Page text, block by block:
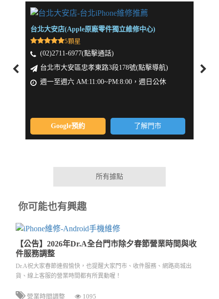
台北大安店(Apple原廠零件獨立維修中心)
5顆星
(02)2711-6977(點擊通話)
台北市大安區忠孝東路3段178號(點擊導航)
週一至週六 AM:11:00~PM:8:00，週日公休
Google預約 了解門市
所有據點
你可能也有興趣
【公告】2026年Dr.A全台門市除夕春節營業時間與收
件服務調整
Dr.A祝大家春節連假愉快，也提醒大家門市、收件服務、網路商城出
貨、線上客服的營業時間都有所異動喔！
營業時間調整 1095